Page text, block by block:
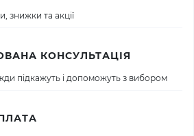
знижки та акції
КОНСУЛЬТАЦІЯ
підкажуть і допоможуть з вибором